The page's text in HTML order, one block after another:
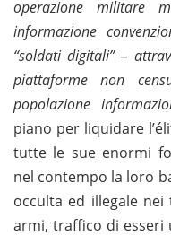
operazione militare
informazione
“soldati digitali” –
piattaforme non
popolazione
piano per liquidare
tutte le sue enormi
nel contempo la loro
occulta ed illegale
armi, traffico di esseri